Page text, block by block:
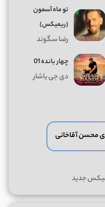
تو ماه آسمون
(ریمیکس)
رضا سگوند
چهار بانده 01
دی جی یاشار
محسن آقاخانی
جدید